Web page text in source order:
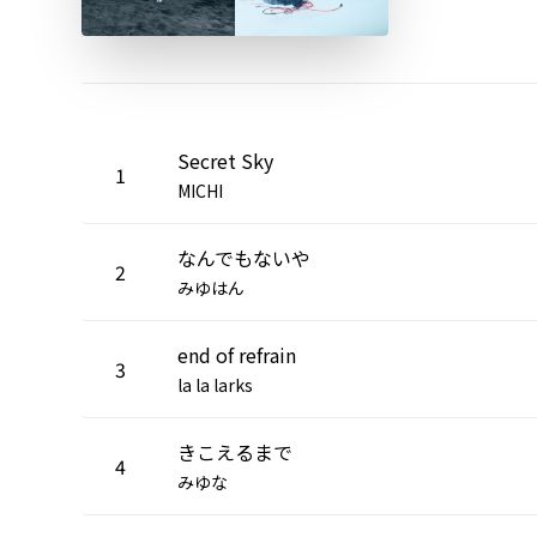
1 Secret Sky
MICHI
2 なんでもないや
みゆはん
3 end of refrain
la la larks
4 きこえるまで
みゆな